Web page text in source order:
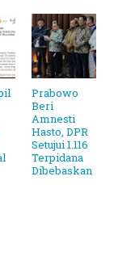
Prabowo
Beri
Amnesti
Hasto, DPR
Setujui 1.116
Terpidana
Dibebaskan